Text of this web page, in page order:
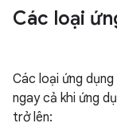
Các loại
Các loại ứng
ngay cả khi ứng
trở lên: